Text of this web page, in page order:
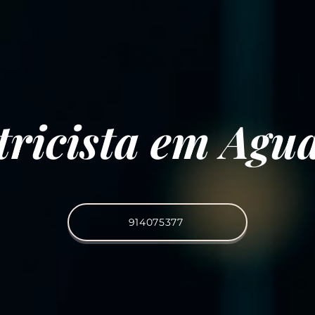
em
914075377